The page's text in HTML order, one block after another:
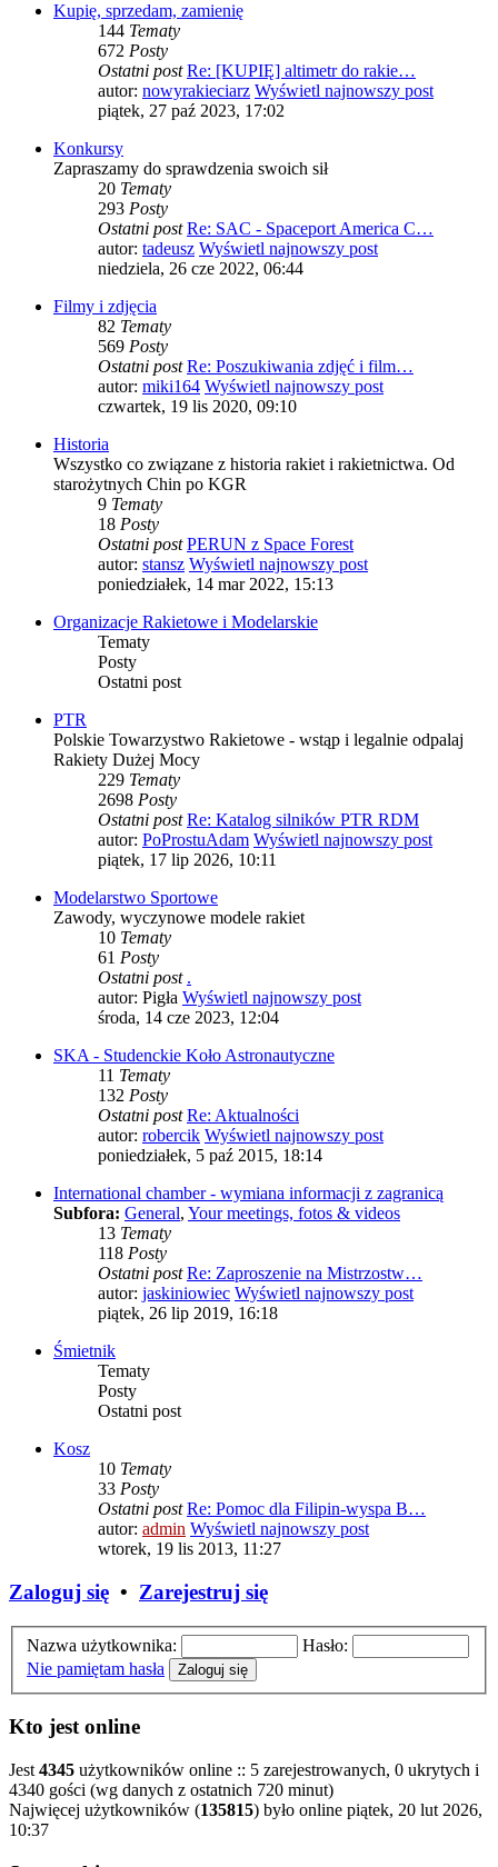
Kupię, sprzedam, zamienię
144 Tematy
672 Posty
Ostatni post Re: [KUPIĘ] altimetr do rakie…
autor: nowyrakieciarz Wyświetl najnowszy post
piątek, 27 paź 2023, 17:02
Konkursy
Zapraszamy do sprawdzenia swoich sił
20 Tematy
293 Posty
Ostatni post Re: SAC - Spaceport America C…
autor: tadeusz Wyświetl najnowszy post
niedziela, 26 cze 2022, 06:44
Filmy i zdjęcia
82 Tematy
569 Posty
Ostatni post Re: Poszukiwania zdjęć i film…
autor: miki164 Wyświetl najnowszy post
czwartek, 19 lis 2020, 09:10
Historia
Wszystko co związane z historia rakiet i rakietnictwa. Od
starożytnych Chin po KGR
9 Tematy
18 Posty
Ostatni post PERUN z Space Forest
autor: stansz Wyświetl najnowszy post
poniedziałek, 14 mar 2022, 15:13
Organizacje Rakietowe i Modelarskie
Tematy
Posty
Ostatni post
PTR
Polskie Towarzystwo Rakietowe - wstąp i legalnie odpalaj
Rakiety Dużej Mocy
229 Tematy
2698 Posty
Ostatni post Re: Katalog silników PTR RDM
autor: PoProstuAdam Wyświetl najnowszy post
piątek, 17 lip 2026, 10:11
Modelarstwo Sportowe
Zawody, wyczynowe modele rakiet
10 Tematy
61 Posty
Ostatni post .
autor: Pigła Wyświetl najnowszy post
środa, 14 cze 2023, 12:04
SKA - Studenckie Koło Astronautyczne
11 Tematy
132 Posty
Ostatni post Re: Aktualności
autor: robercik Wyświetl najnowszy post
poniedziałek, 5 paź 2015, 18:14
International chamber - wymiana informacji z zagranicą
Subfora: General, Your meetings, fotos & videos
13 Tematy
118 Posty
Ostatni post Re: Zaproszenie na Mistrzostw…
autor: jaskiniowiec Wyświetl najnowszy post
piątek, 26 lip 2019, 16:18
Śmietnik
Tematy
Posty
Ostatni post
Kosz
10 Tematy
33 Posty
Ostatni post Re: Pomoc dla Filipin-wyspa B…
autor: admin Wyświetl najnowszy post
wtorek, 19 lis 2013, 11:27
Zaloguj się • Zarejestruj się
Nazwa użytkownika:
Hasło:
Nie pamiętam hasła
Kto jest online
Jest 4345 użytkowników online :: 5 zarejestrowanych, 0 ukrytych i
4340 gości (wg danych z ostatnich 720 minut)
Najwięcej użytkowników (135815) było online piątek, 20 lut 2026,
10:37